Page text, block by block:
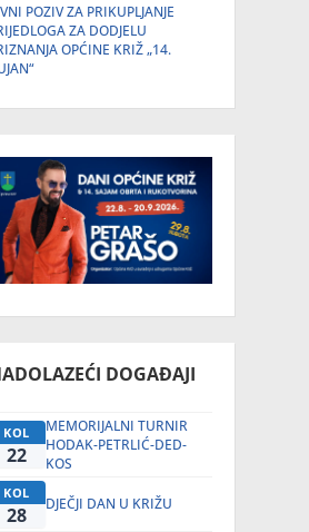
POZIV ZA PRIKUPLJANJE
ZA DODJELU
OPĆINE KRIŽ „14.
DOGAĐAJI
KOL
22
MEMORIJALNI TURNIR
HODAK-PETRLIĆ-DED-
KOS
KOL
28 DJEČJI DAN U KRIŽU